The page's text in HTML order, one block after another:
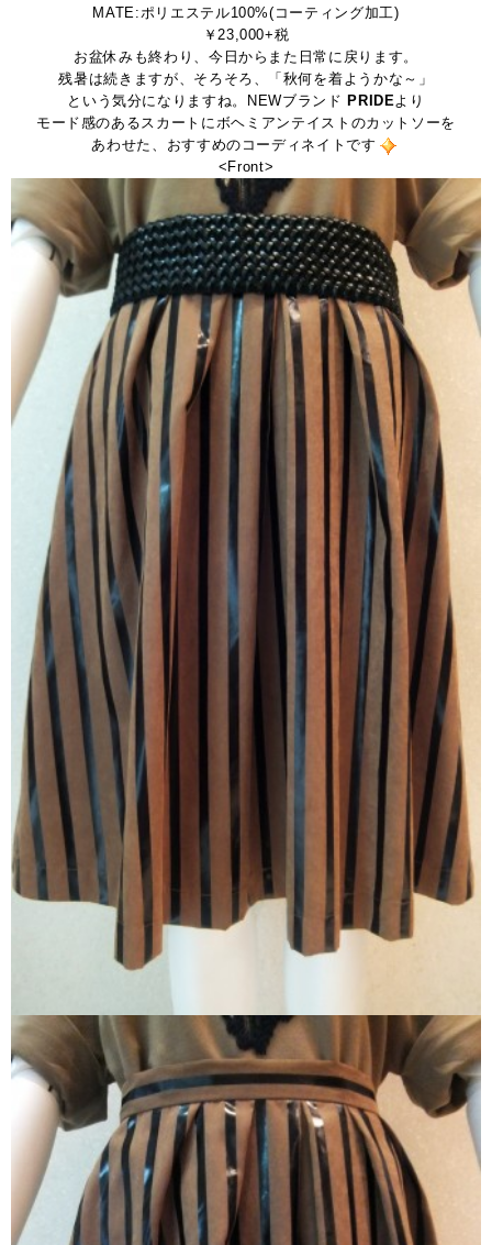
MATE:ポリエステル100%(コーティング加工)
￥23,000+税
お盆休みも終わり、今日からまた日常に戻ります。
残暑は続きますが、そろそろ、「秋何を着ようかな～」
という気分になりますね。NEWブランド PRIDEより
モード感のあるスカートにボヘミアンテイストのカットソーを
あわせた、おすすめのコーディネイトです
<Front>